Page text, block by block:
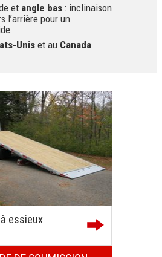
et angle bas: inclinaison
l’arrière pour un
Uniset au Canada
essieux